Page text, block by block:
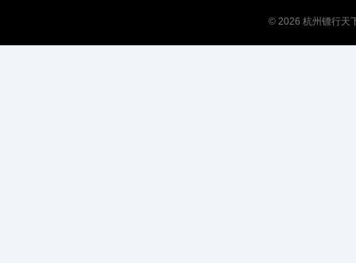
© 2026 杭州镖行天